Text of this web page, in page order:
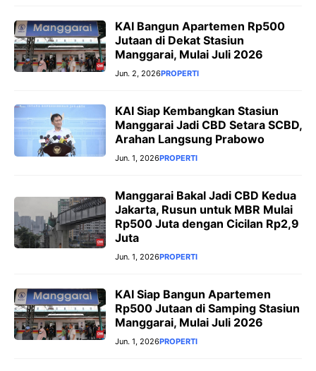
KAI Bangun Apartemen Rp500
Jutaan di Dekat Stasiun
Manggarai, Mulai Juli 2026
Jun. 2, 2026PROPERTI
KAI Siap Kembangkan Stasiun
Manggarai Jadi CBD Setara SCBD,
Arahan Langsung Prabowo
Jun. 1, 2026PROPERTI
Manggarai Bakal Jadi CBD Kedua
Jakarta, Rusun untuk MBR Mulai
Rp500 Juta dengan Cicilan Rp2,9
Juta
Jun. 1, 2026PROPERTI
KAI Siap Bangun Apartemen
Rp500 Jutaan di Samping Stasiun
Manggarai, Mulai Juli 2026
Jun. 1, 2026PROPERTI